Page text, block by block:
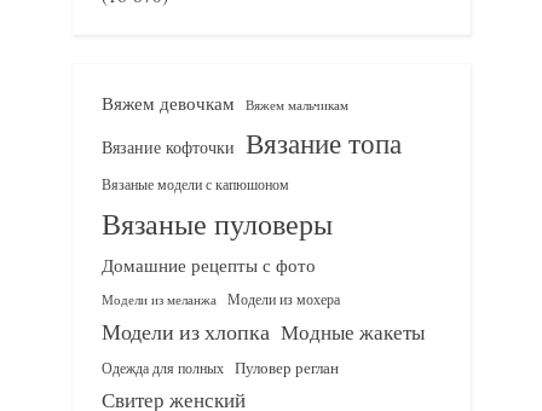
Вяжем девочкам Вяжем мальчикам
Вязание кофточки Вязание топа
Вязаные модели с капюшоном
Вязаные пуловеры
Домашние рецепты с фото
Модели из меланжа Модели из мохера
Модели из хлопка Модные жакеты
Одежда для полных Пуловер реглан
Свитер женский